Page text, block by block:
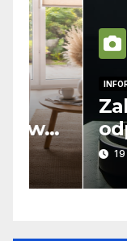
INFORMACJE
Zabicie
jak
19